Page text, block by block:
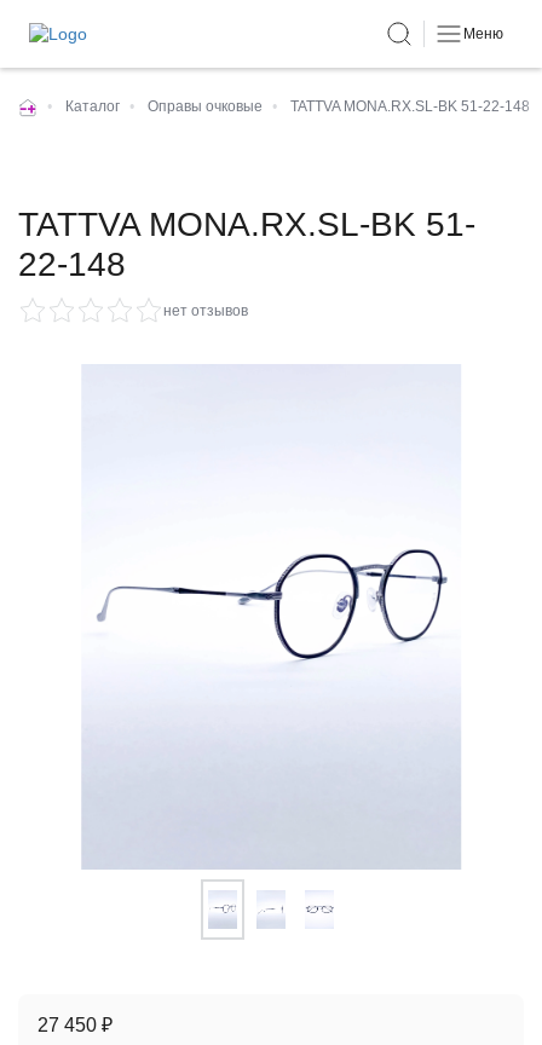
Меню
• Каталог • Оправы очковые • TATTVA MONA.RX.SL-BK 51-22-148
TATTVA MONA.RX.SL-BK 51-
22-148
нет отзывов
27 450 ₽